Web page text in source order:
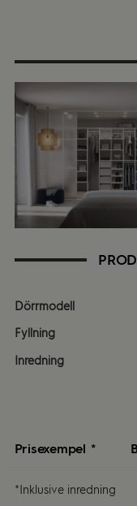
Dörrmodell
Fyllning
Inredning
Prisexempel *
*Inklusive inredning